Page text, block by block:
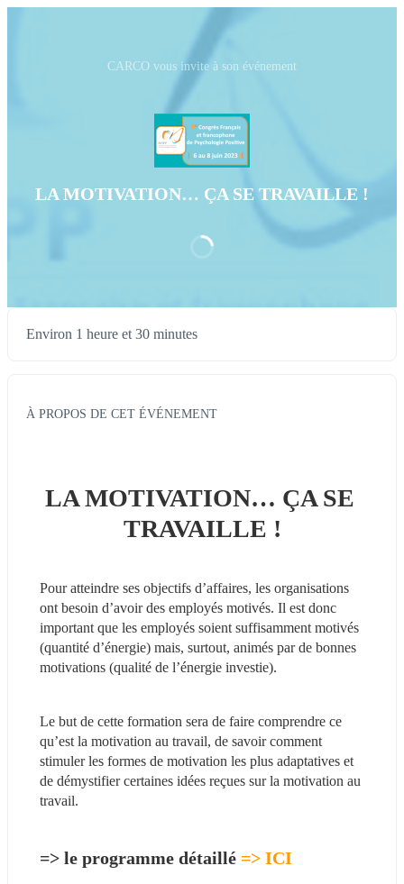
CARCO vous invite à son événement
LA MOTIVATION… ÇA SE TRAVAILLE !
Environ 1 heure et 30 minutes
À PROPOS DE CET ÉVÉNEMENT
LA MOTIVATION… ÇA SE
TRAVAILLE !
Pour atteindre ses objectifs d’affaires, les organisations
ont besoin d’avoir des employés motivés. Il est donc
important que les employés soient suffisamment motivés
(quantité d’énergie) mais, surtout, animés par de bonnes
motivations (qualité de l’énergie investie).
Le but de cette formation sera de faire comprendre ce
qu’est la motivation au travail, de savoir comment
stimuler les formes de motivation les plus adaptatives et
de démystifier certaines idées reçues sur la motivation au
travail.
=> le programme détaillé => ICI